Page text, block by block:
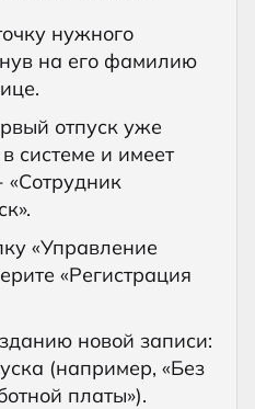
нужного
на его фамилию
отпуск уже
системе и имеет
«Сотрудник
«Управление
«Регистрация
новой записи:
(например, «Без
платы»).